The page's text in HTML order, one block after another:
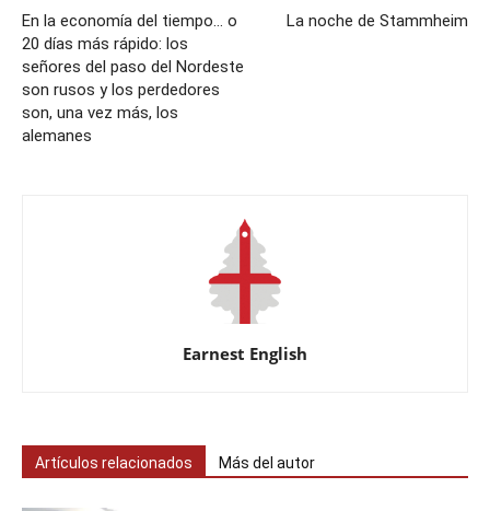
En la economía del tiempo… o
20 días más rápido: los
señores del paso del Nordeste
son rusos y los perdedores
son, una vez más, los
alemanes
La noche de Stammheim
Earnest English
Artículos relacionados Más del autor